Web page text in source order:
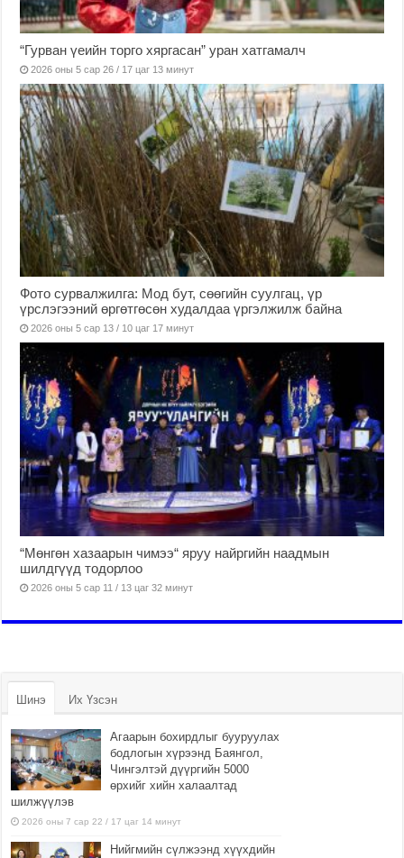
“Гурван үеийн торго хяргасан” уран хатгамалч
2026 оны 5 сар 26 / 17 цаг 13 минут
Фото сурвалжилга: Мод бут, сөөгийн суулгац, үр
үрслэгээний өргөтгөсөн худалдаа үргэлжилж байна
2026 оны 5 сар 13 / 10 цаг 17 минут
“Мөнгөн хазаарын чимээ“ яруу найргийн наадмын
шилдгүүд тодорлоо
2026 оны 5 сар 11 / 13 цаг 32 минут
Шинэ Их Үзсэн
Агаарын бохирдлыг бууруулах
бодлогын хүрээнд Баянгол,
Чингэлтэй дүүргийн 5000
өрхийг хийн халаалтад
шилжүүлэв
2026 оны 7 сар 22 / 17 цаг 14 минут
Нийгмийн сүлжээнд хүүхдийн